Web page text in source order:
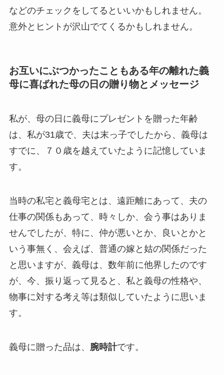
などのチェックをしてるといいかもしれません。
意外とヒントが沢山でてくるかもしれません。
お互いにぶつかったこともある年の離れた義
母に喜ばれた母の日の贈り物とメッセージ
私が、母の日に義母にプレゼントを贈った年齢
は、私が31歳で、夫は末っ子でしたから、義母は
すでに、７０歳を越えていたように記憶していま
す。
当時の私宅と義母宅とは、遠距離にあって、夫の
仕事の関係もあって、時々しか、会う事はありま
せんでしたが、特に、仲が悪いとか、良いとかと
いう事無く、会えば、普通の嫁と姑の関係だった
と思いますが、義母は、数年前に他界したのです
が、今、振り返って見ると、私と義母の性格や、
物事に対する考え等は類似していたように思いま
す。
義母に贈った品は、 腕時計です。